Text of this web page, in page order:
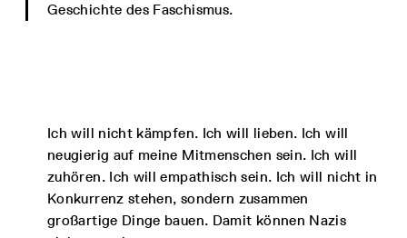
Geschichte des Faschismus.
Ich will nicht kämpfen. Ich will lieben. Ich will
neugierig auf meine Mitmenschen sein. Ich will
zuhören. Ich will empathisch sein. Ich will nicht in
Konkurrenz stehen, sondern zusammen
großartige Dinge bauen. Damit können Nazis